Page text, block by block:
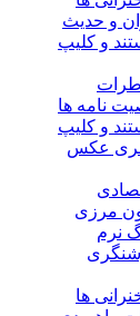
و حدیث
و کلیپ
نامه ها
و کلیپ
عکس
مرزی
نرم
ها